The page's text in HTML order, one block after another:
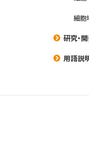
細胞
研究・
用語説